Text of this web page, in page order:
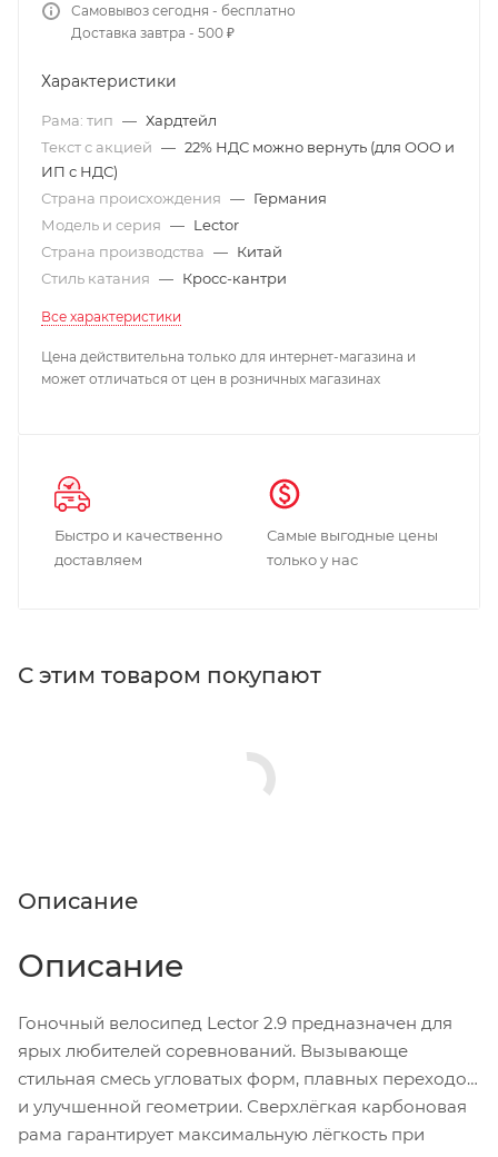
Самовывоз сегодня - бесплатно
Доставка завтра - 500 ₽
Характеристики
Рама: тип — Хардтейл
Текст с акцией — 22% НДС можно вернуть (для ООО и
ИП с НДС)
Страна происхождения — Германия
Модель и серия — Lector
Страна производства — Китай
Стиль катания — Кросс-кантри
Все характеристики
Цена действительна только для интернет-магазина и
может отличаться от цен в розничных магазинах
Быстро и качественно
доставляем
Самые выгодные цены
только у нас
С этим товаром покупают
Описание
Описание
Гоночный велосипед Lector 2.9 предназначен для
ярых любителей соревнований. Вызывающе
стильная смесь угловатых форм, плавных переходов
и улучшенной геометрии. Сверхлёгкая карбоновая
рама гарантирует максимальную лёгкость при